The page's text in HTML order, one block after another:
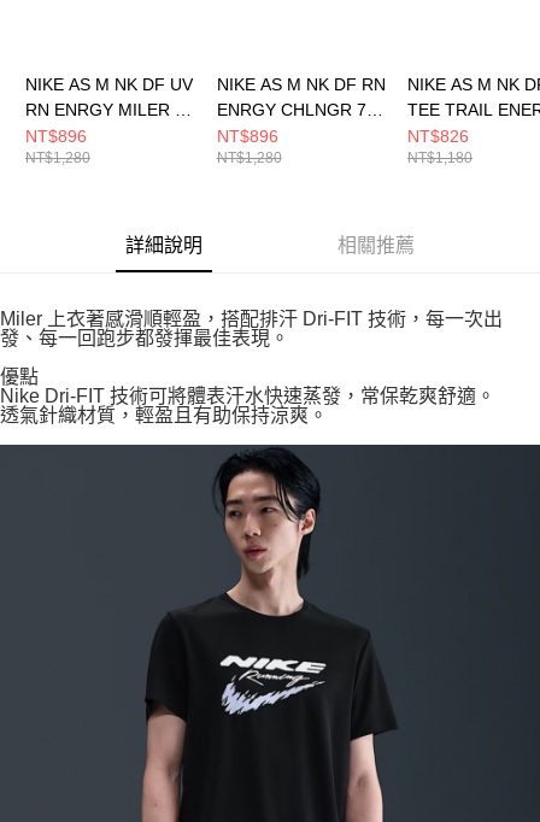
NIKE AS M NK DF UV
RN ENRGY MILER S
男 短袖上衣
HV2136411
NT$896
NT$1,280
NIKE AS M NK DF RN
ENRGY CHLNGR 7BF
男 短褲 HV2139411
NT$896
NT$1,280
NIKE AS M NK
TEE TRAIL
男 短袖上衣
HV4149323
NT$826
NT$1,180
詳細說明 相關推薦
Miler 上衣著感滑順輕盈，搭配排汗 Dri-FIT 技術，每一次出
發、每一回跑步都發揮最佳表現。
優點
Nike Dri-FIT 技術可將體表汗水快速蒸發，常保乾爽舒適。
透氣針織材質，輕盈且有助保持涼爽。